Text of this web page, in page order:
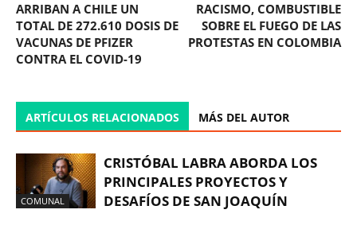
ARRIBAN A CHILE UN
TOTAL DE 272.610 DOSIS DE
VACUNAS DE PFIZER
CONTRA EL COVID-19
RACISMO, COMBUSTIBLE
SOBRE EL FUEGO DE LAS
PROTESTAS EN COLOMBIA
ARTÍCULOS RELACIONADOS MÁS DEL AUTOR
COMUNAL
CRISTÓBAL LABRA ABORDA LOS
PRINCIPALES PROYECTOS Y
DESAFÍOS DE SAN JOAQUÍN